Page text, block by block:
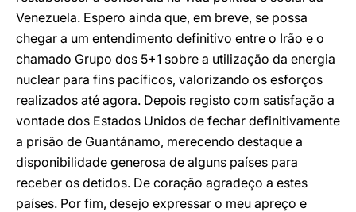
Venezuela. Espero ainda que, em breve, se possa
chegar a um entendimento definitivo entre o Irão e o
chamado Grupo dos 5+1 sobre a utilização da energia
nuclear para fins pacíficos, valorizando os esforços
realizados até agora. Depois registo com satisfação a
vontade dos Estados Unidos de fechar definitivamente
a prisão de Guantánamo, merecendo destaque a
disponibilidade generosa de alguns países para
receber os detidos. De coração agradeço a estes
países. Por fim, desejo expressar o meu apreço e